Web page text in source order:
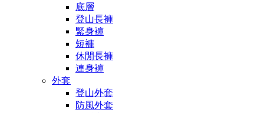
底層
登山長褲
緊身褲
短褲
休閒長褲
連身褲
外套
登山外套
防風外套